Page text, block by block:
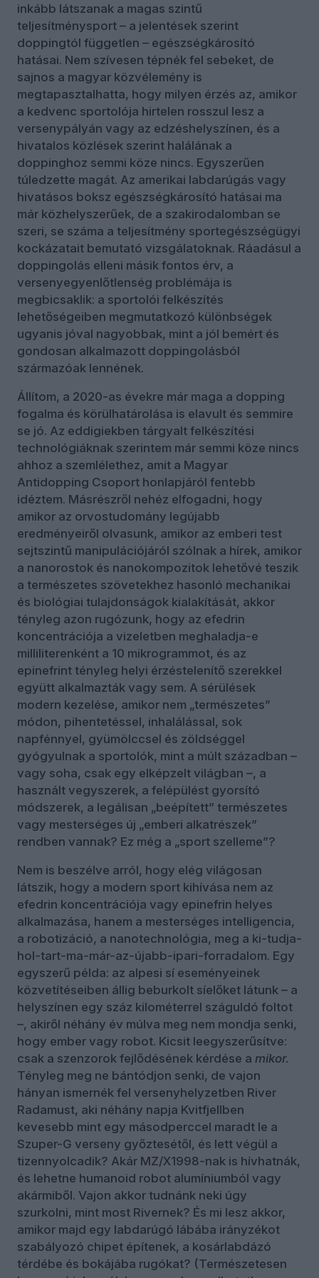
inkább látszanak a magas szintű
teljesítménysport – a jelentések szerint
doppingtól független – egészségkárosító
hatásai. Nem szívesen tépnék fel sebeket, de
sajnos a magyar közvélemény is
megtapasztalhatta, hogy milyen érzés az, amikor
a kedvenc sportolója hirtelen rosszul lesz a
versenypályán vagy az edzéshelyszínen, és a
hivatalos közlések szerint halálának a
doppinghoz semmi köze nincs. Egyszerűen
túledzette magát. Az amerikai labdarúgás vagy
hivatásos boksz egészségkárosító hatásai ma
már közhelyszerűek, de a szakirodalomban se
szeri, se száma a teljesítmény sportegészségügyi
kockázatait bemutató vizsgálatoknak. Ráadásul a
doppingolás elleni másik fontos érv, a
versenyegyenlőtlenség problémája is
megbicsaklik: a sportolói felkészítés
lehetőségeiben megmutatkozó különbségek
ugyanis jóval nagyobbak, mint a jól bemért és
gondosan alkalmazott doppingolásból
származóak lennének.
Állítom, a 2020-as évekre már maga a dopping
fogalma és körülhatárolása is elavult és semmire
se j­­ó. Az eddigiekben tárgyalt felkészítési
technológiáknak szerintem már semmi köze nincs
ahhoz a szemlélethez, amit a Magyar
Antidopping Csoport honlapjáról fentebb
idéztem. Másrészről nehéz elfogadni, hogy
amikor az orvostudomány legújabb
eredményeiről olvasunk, amikor az emberi test
sejtszintű manipulációjáról szólnak a hírek, amikor
a nanorostok és nanokompozitok lehetővé teszik
a természetes szövetekhez hasonló mechanikai
és biológiai tulajdonságok kialakítását, akkor
tényleg azon rugózunk, hogy az efedrin
koncentrációja a vizeletben meghaladja-e
milliliterenként a 10 mikrogrammot, és az
epinefrint tényleg helyi érzéstelenítő szerekkel
együtt alkalmazták vagy sem. A sérülések
modern kezelése, amikor nem „természetes”
módon, pihentetéssel, inhalálással, sok
napfénnyel, gyümölccsel és zöldséggel
gyógyulnak a sportolók, mint a múlt században –
vagy soha, csak egy elképzelt világban –, a
használt vegyszerek, a felépülést gyorsító
módszerek, a legálisan „beépített” természetes
vagy mesterséges új „emberi alkatrészek”
rendben vannak? Ez még a „sport szelleme”?
Nem is beszélve arról, hogy elég világosan
látszik, hogy a modern sport kihívása nem az
efedrin koncentrációja vagy epinefrin helyes
alkalmazása, hanem a mesterséges intelligencia,
a robotizáció, a nanotechnológia, meg a ki-tudja-
hol-tart-ma-már-az-újabb-ipari-forradalom. Egy
egyszerű példa: az alpesi sí eseményeinek
közvetítéseiben állig beburkolt síelőket látunk – a
helyszínen egy száz kilométerrel száguldó foltot
–, akiről néhány év múlva meg nem mondja senki,
hogy ember vagy robot. Kicsit leegyszerűsítve:
csak a szenzorok fejlődésének kérdése a mikor.
Tényleg meg ne bántódjon senki, de vajon
hányan ismernék fel versenyhelyzetben River
Radamust, aki néhány napja Kvitfjellben
kevesebb mint egy másodperccel maradt le a
Szuper-G verseny győztesétől, és lett végül a
tizennyolcadik? Akár MZ/X1998-nak is hívhatnák,
és lehetne humanoid robot alumíniumból vagy
akármiből. Vajon akkor tudnánk neki úgy
szurkolni, mint most Rivernek? És mi lesz akkor,
amikor majd egy labdarúgó lábába irányzékot
szabályozó chipet építenek, a kosárlabdázó
térdébe és bokájába rugókat? (Természetesen